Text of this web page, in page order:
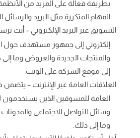
بطريقة فعالة على المزيد من
المهام المتكررة مثل البريد
التسويق عبر البريد الإلكتروني – أنت
إلكتروني إلى جمهور مستهدف حول
والمنتجات الجديدة والعروض وما
إلى موقع الشركة على الويب.
العلاقات العامة عبر الإنترنت –
العامة للمسوقين الذين يستخدمون
وسائل التواصل الاجتماعى والمدونات
وما إلى ذلك.